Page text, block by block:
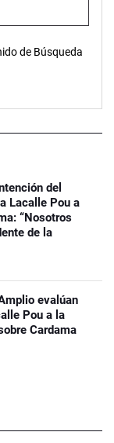
de Búsqueda
del
Lacalle Pou a
“Nosotros
de la
evalúan
Pou a la
Cardama